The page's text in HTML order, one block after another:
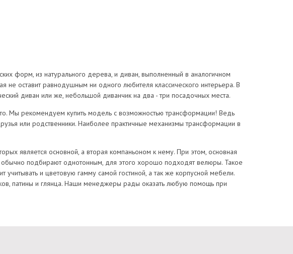
форм, из натурального дерева, и диван, выполненный в аналогичном
не оставит равнодушным ни одного любителя классического интерьера. В
диван или же, небольшой диванчик на два - три посадочных места.
Мы рекомендуем купить модель с возможностью трансформации! Ведь
или родственники. Наиболее практичные механизмы трансформации в
является основной, а вторая компаньоном к нему. При этом, основная
обычно подбирают однотонным, для этого хорошо подходят велюры. Такое
учитывать и цветовую гамму самой гостиной, а так же корпусной мебели.
патины и глянца. Наши менеджеры рады оказать любую помощь при